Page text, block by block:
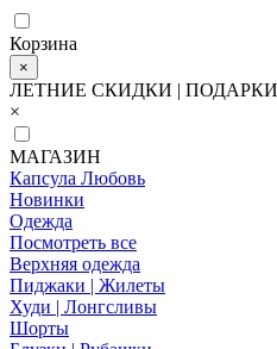
Корзина
×
ЛЕТНИЕ СКИДКИ |
×
МАГАЗИН
Капсула Любовь
Новинки
Одежда
Посмотреть все
Верхняя одежда
Пиджаки | Жилеты
Худи | Лонгсливы
Шорты